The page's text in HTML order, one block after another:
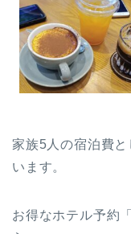
家族5人の宿泊費
います。
お得なホテル予約